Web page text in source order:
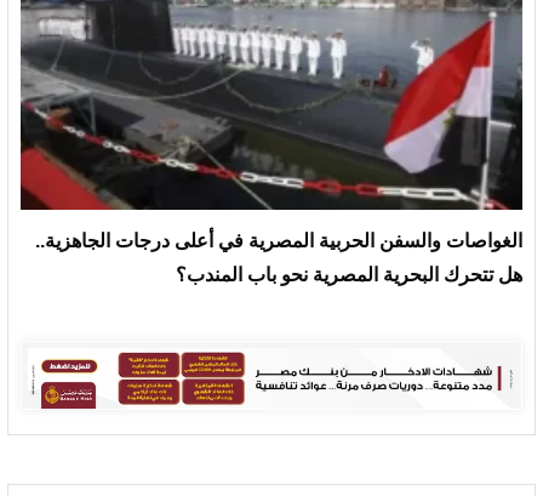
الغواصات والسفن الحربية المصرية في أعلى درجات الجاهزية..
هل تتحرك البحرية المصرية نحو باب المندب؟